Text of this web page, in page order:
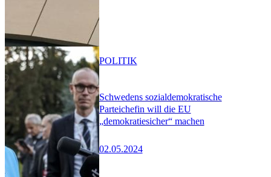
Schwedens sozialdemokratische
Parteichefin will die EU
„demokratiesicher“ machen
02.05.2024
POLITIK